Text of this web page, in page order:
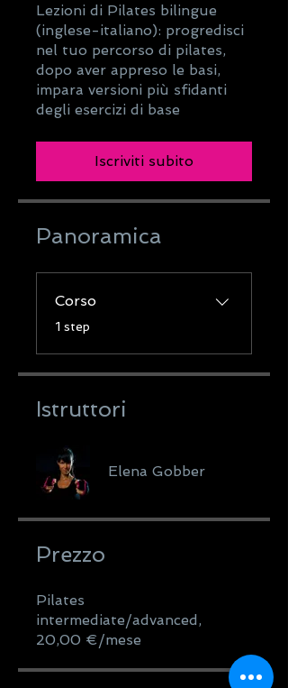
Lezioni di Pilates bilingue
(inglese-italiano): progredisci
nel tuo percorso di pilates,
dopo aver appreso le basi,
impara versioni più sfidanti
degli esercizi di base
Iscriviti subito
Panoramica
Corso
.1 step
Istruttori
Elena Gobber
Prezzo
Pilates
intermediate/advanced,
20,00 €/mese